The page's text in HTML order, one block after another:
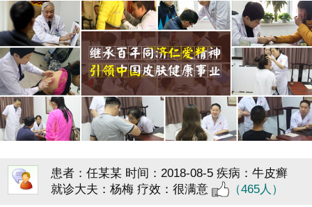
患者：任某某 时间：2018-08-5 疾病：牛皮癣
就诊大夫：杨梅 疗效：很满意 （465人）